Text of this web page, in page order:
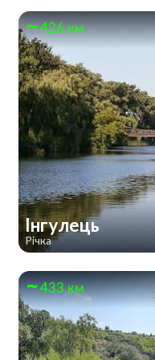
426 км
Інгулець
Річка
433 км